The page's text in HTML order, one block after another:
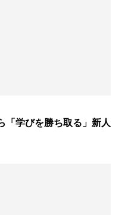
「学びを勝ち取る」新人